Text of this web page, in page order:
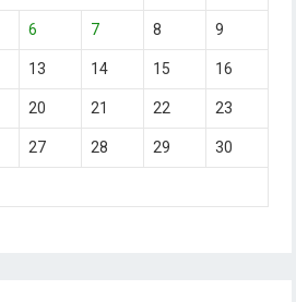
6 7 8 9
13 14 15 16
20 21 22 23
27 28 29 30